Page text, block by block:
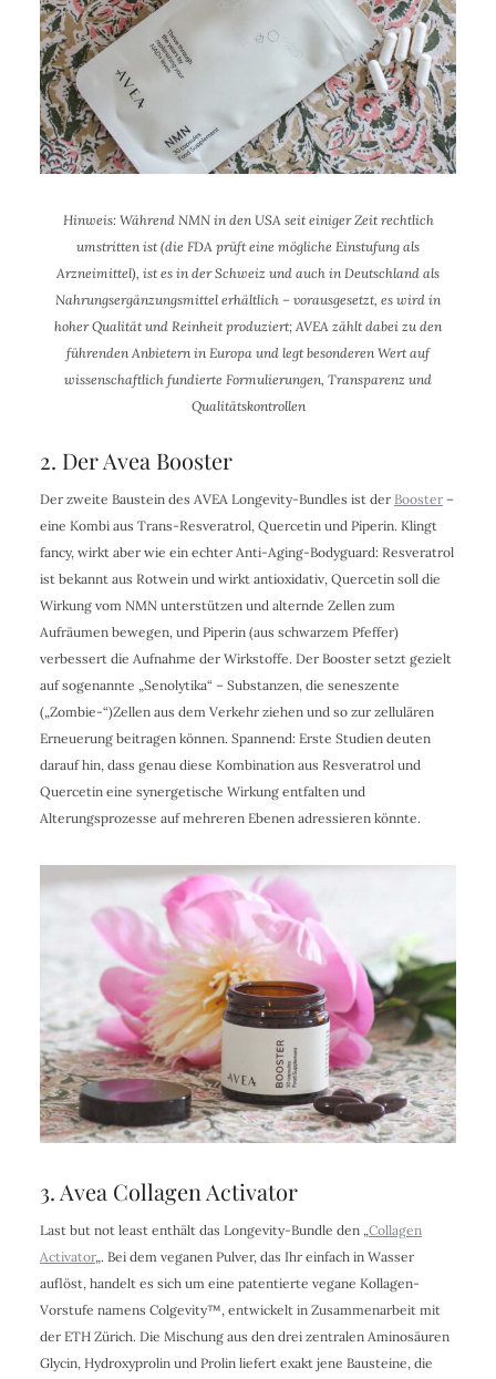
Hinweis: Während NMN in den USA seit einiger Zeit rechtlich
umstritten ist (die FDA prüft eine mögliche Einstufung als
Arzneimittel), ist es in der Schweiz und auch in Deutschland als
Nahrungsergänzungsmittel erhältlich – vorausgesetzt, es wird in
hoher Qualität und Reinheit produziert; AVEA zählt dabei zu den
führenden Anbietern in Europa und legt besonderen Wert auf
wissenschaftlich fundierte Formulierungen, Transparenz und
Qualitätskontrollen
2. Der Avea Booster
Der zweite Baustein des AVEA Longevity-Bundles ist der Booster–
eine Kombi aus Trans-Resveratrol, Quercetin und Piperin. Klingt
fancy, wirkt aber wie ein echter Anti-Aging-Bodyguard: Resveratrol
ist bekannt aus Rotwein und wirkt antioxidativ, Quercetin soll die
Wirkung vom NMN unterstützen und alternde Zellen zum
Aufräumen bewegen, und Piperin (aus schwarzem Pfeffer)
verbessert die Aufnahme der Wirkstoffe. Der Booster setzt gezielt
auf sogenannte „Senolytika“ – Substanzen, die seneszente
(„Zombie-“)Zellen aus dem Verkehr ziehen und so zur zellulären
Erneuerung beitragen können. Spannend: Erste Studien deuten
darauf hin, dass genau diese Kombination aus Resveratrol und
Quercetin eine synergetische Wirkung entfalten und
Alterungsprozesse auf mehreren Ebenen adressieren könnte.
3. Avea Collagen Activator
Last but not least enthält das Longevity-Bundle den „Collagen
Activator„. Bei dem veganen Pulver, das Ihr einfach in Wasser
auflöst, handelt es sich um eine patentierte vegane Kollagen-
Vorstufe namens Colgevity™, entwickelt in Zusammenarbeit mit
der ETH Zürich. Die Mischung aus den drei zentralen Aminosäuren
Glycin, Hydroxyprolin und Prolin liefert exakt jene Bausteine, die